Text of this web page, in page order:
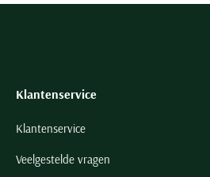
Klantenservice
Klantenservice
Veelgestelde vragen